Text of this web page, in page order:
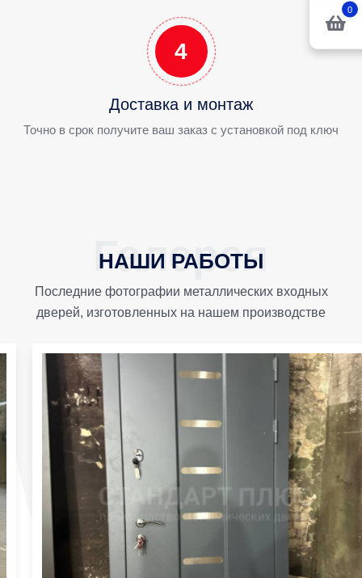
0
4
Доставка и монтаж
Точно в срок получите ваш заказ с установкой под ключ
НАШИ РАБОТЫ
Последние фотографии металлических входных
дверей, изготовленных на нашем производстве